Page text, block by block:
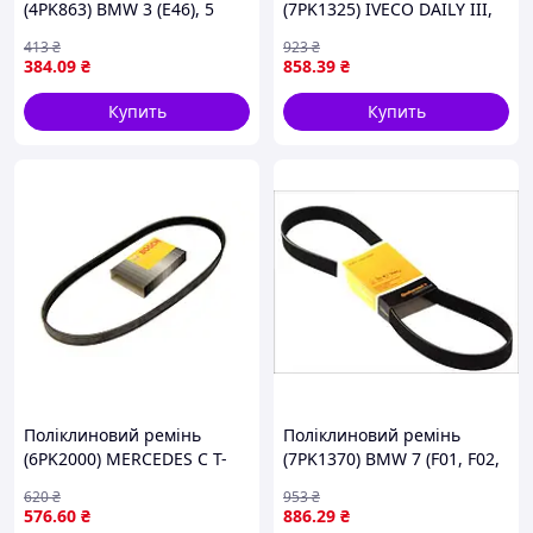
(4PK863) BMW 3 (E46), 5
E67), X3 (E83), X5 (E53), Z4
(E85) 2.2-3.0D 01.00-03.10
384.09 ₴
413₴
Купить
(7PK1325) IVECO DAILY III,
MERCEDES MARCO POLO
CAMPER (W447), VITO
MIXTO (DOUBLE
858.39 ₴
923₴
Купить
Поліклиновий ремінь
(6PK2000) MERCEDES C T-
CLS (C218), CLS SHOOTING
576.60 ₴
620₴
Поліклиновий ремінь
(7PK1370) BMW 7 (F01, F02,
AURIS, AVENSIS, COROLLA,
886.29 ₴
953₴